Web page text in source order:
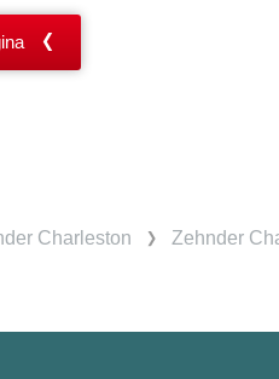
Charleston
Zehnder